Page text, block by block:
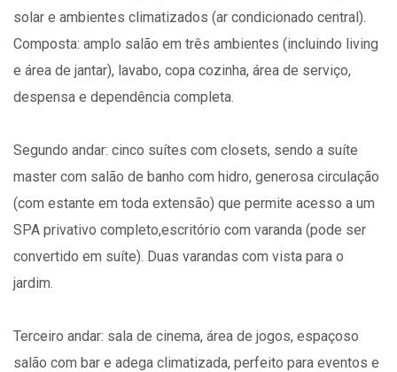
solar e ambientes climatizados (ar condicionado central).
Composta: amplo salão em três ambientes (incluindo living
e área de jantar), lavabo, copa cozinha, área de serviço,
despensa e dependência completa.
Segundo andar: cinco suítes com closets, sendo a suíte
master com salão de banho com hidro, generosa circulação
(com estante em toda extensão) que permite acesso a um
SPA privativo completo,escritório com varanda (pode ser
convertido em suíte). Duas varandas com vista para o
jardim.
Terceiro andar: sala de cinema, área de jogos, espaçoso
salão com bar e adega climatizada, perfeito para eventos e